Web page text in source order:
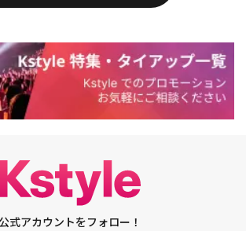
公式アカウントをフォロー！